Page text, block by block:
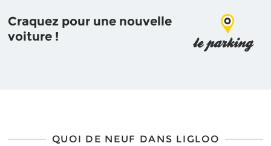
Craquez pour une nouvelle
voiture !
QUOI DE NEUF DANS LIGLOO